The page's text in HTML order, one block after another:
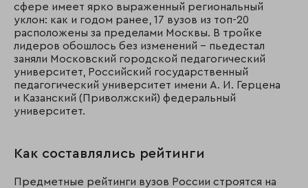
сфере имеет ярко выраженный региональный
уклон: как и годом ранее, 17 вузов из топ-20
расположены за пределами Москвы. В тройке
лидеров обошлось без изменений – пьедестал
заняли Московский городской педагогический
университет, Российский государственный
педагогический университет имени А. И. Герцена
и Казанский (Приволжский) федеральный
университет.
Как составлялись рейтинги
Предметные рейтинги вузов России строятся на